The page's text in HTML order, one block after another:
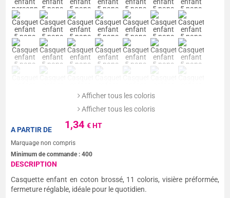
Afficher tous les coloris
Afficher tous les coloris
1,34€ HT
A PARTIR DE
Marquage non compris
Minimum de commande :400
DESCRIPTION
Casquette enfant en coton brossé, 11 coloris, visière préformée,
fermeture réglable, idéale pour le quotidien.